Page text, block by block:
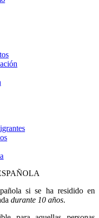
si se ha residido en
durante 10 años.